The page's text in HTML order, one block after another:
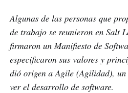
Algunas de las personas que
de trabajo se reunieron en Salt
firmaron un Manifiesto de
especificaron sus valores y
dió origen a Agile (Agilidad), un
ver el desarrollo de software.